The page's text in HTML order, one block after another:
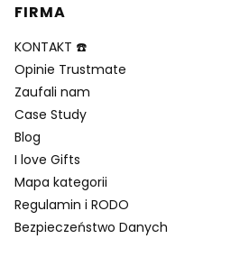
FIRMA
KONTAKT ☎️
Opinie Trustmate
Zaufali nam
Case Study
Blog
I love Gifts
Mapa kategorii
Regulamin i RODO
Bezpieczeństwo Danych